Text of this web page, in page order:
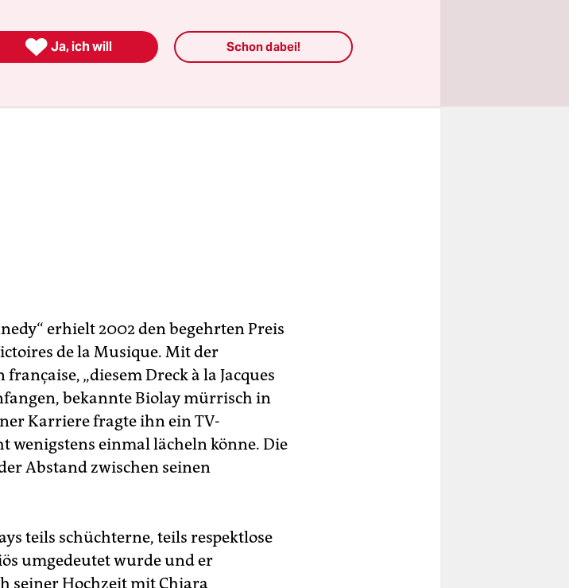
erhielt 2002 den begehrten Preis
de la Musique. Mit der
„diesem Dreck à la Jacques
bekannte Biolay mürrisch in
Karriere fragte ihn ein TV-
wenigstens einmal lächeln könne. Die
Abstand zwischen seinen
teils schüchterne, teils respektlose
umgedeutet wurde und er
seiner Hochzeit mit Chiara
 Ja, ich will Schon dabei!